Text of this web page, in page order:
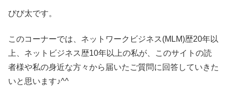
びび太です。
このコーナーでは、ネットワークビジネス(MLM)歴20年以
上、ネットビジネス歴10年以上の私が、このサイトの読
者様や私の身近な方々から届いたご質問に回答していきた
いと思います♪^^